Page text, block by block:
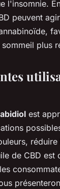
l'insomnie.
peuvent
plus
est
de CBD est